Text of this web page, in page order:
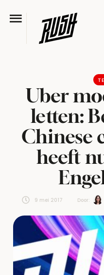
Uber
letten:
Chinese
heeft
9 mei 2017 Door: